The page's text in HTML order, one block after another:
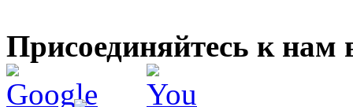
Присоединяйтесь к нам